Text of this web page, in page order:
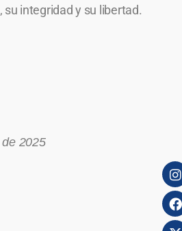
integridad y su libertad.
2025